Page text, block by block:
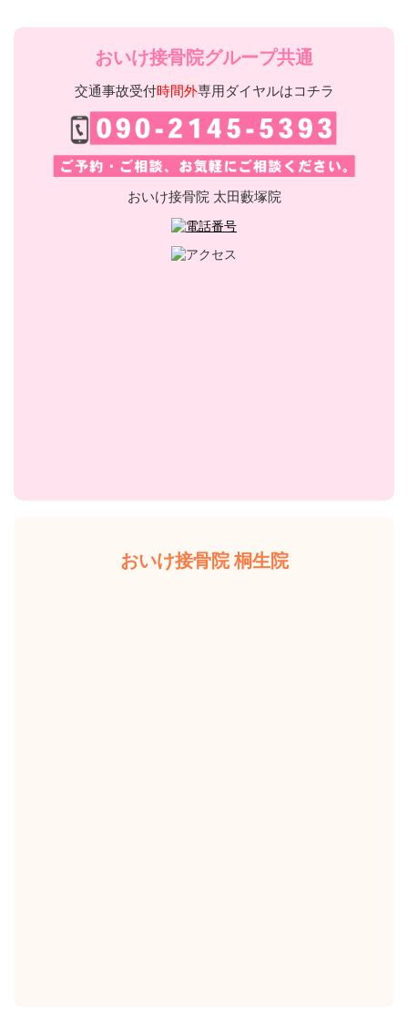
おいけ接骨院グループ共通
交通事故受付時間外専用ダイヤルはコチラ
おいけ接骨院 太田藪塚院
おいけ接骨院 桐生院